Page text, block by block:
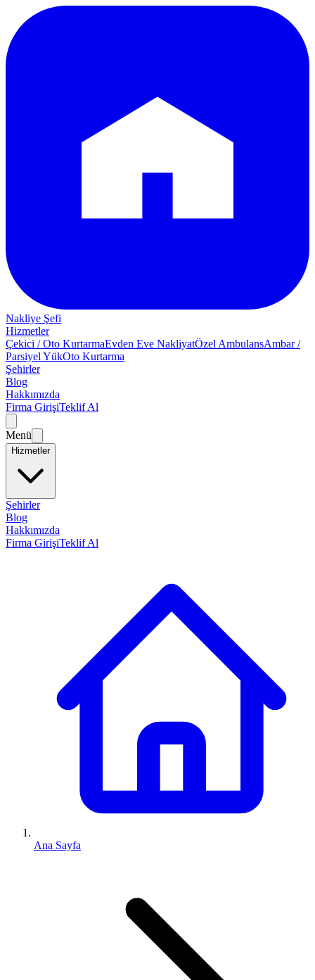
Nakliye Şefi
Hizmetler
Çekici / Oto KurtarmaEvden Eve NakliyatÖzel AmbulansAmbar /
Parsiyel YükOto Kurtarma
Şehirler
Blog
Hakkımızda
Firma GirişiTeklif Al
Menü
Hizmetler
Şehirler
Blog
Hakkımızda
Firma GirişiTeklif Al
Ana Sayfa